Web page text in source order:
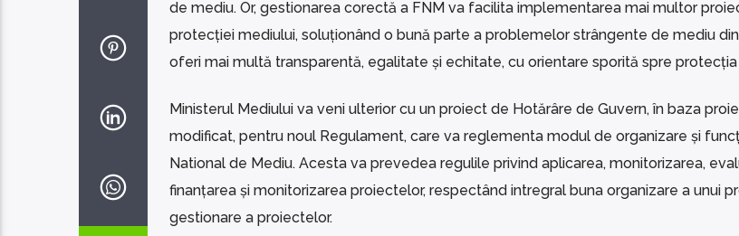
de mediu. Or, gestionarea corectă a FNM va facilita implementarea mai multor
protecției mediului, soluționând o bună parte a problemelor strângente de mediu
oferi mai multă transparentă, egalitate și echitate, cu orientare sporită spre protecția
Ministerul Mediului va veni ulterior cu un proiect de Hotărâre de Guvern, în baza
modificat, pentru noul Regulament, care va reglementa modul de organizare și
National de Mediu. Acesta va prevedea regulile privind aplicarea, monitorizarea,
finanțarea și monitorizarea proiectelor, respectând intregral buna organizare a unui
gestionare a proiectelor.